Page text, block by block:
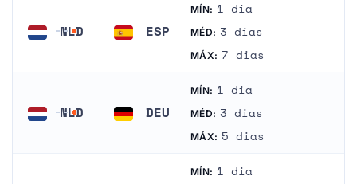
NLD ESP
MÍN: 1 dia
MÉD: 3 dias
MÁX: 7 dias
NLD DEU
MÍN: 1 dia
MÉD: 3 dias
MÁX: 5 dias
MÍN: 1 dia